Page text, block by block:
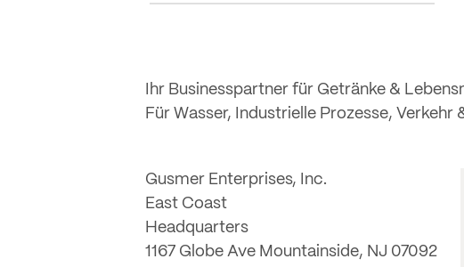
Ihr Businesspartner für Getränke &
Für Wasser, Industrielle Prozesse,
Gusmer Enterprises, Inc.
East Coast
Headquarters
1167 Globe Ave Mountainside, NJ 07092